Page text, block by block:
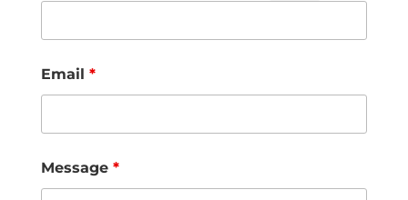
Email *
Message *